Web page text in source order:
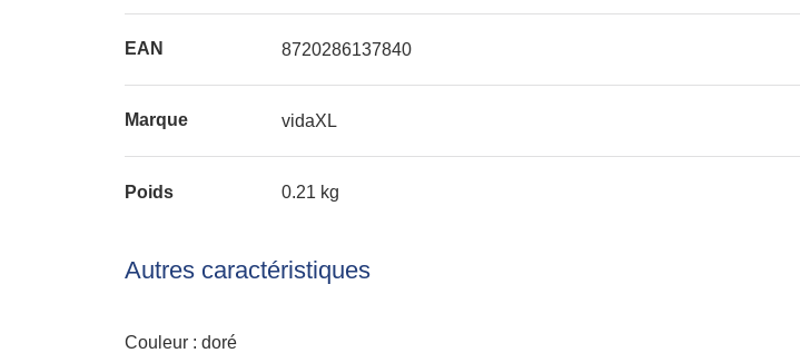
EAN 8720286137840
Marque vidaXL
Poids 0.21 kg
Autres caractéristiques
Couleur : doré